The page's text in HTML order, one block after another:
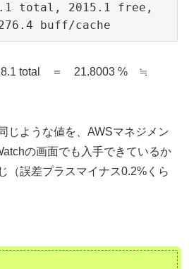
total, 2015.1 free,
buff/cache
total ＝ 21.8003 % ≒
じような値を、AWSマネジメン
の画面でも入手できているか
（誤差プラスマイナス0.2%くら